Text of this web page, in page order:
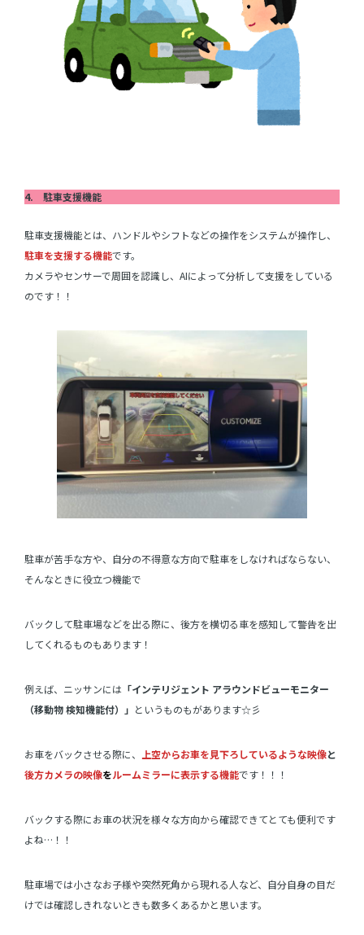
4. 駐車支援機能
駐車支援機能とは、ハンドルやシフトなどの操作をシステムが操作し、
駐車を支援する機能です。
カメラやセンサーで周囲を認識し、AIによって分析して支援をしている
のです！！
駐車が苦手な方や、自分の不得意な方向で駐車をしなければならない、
そんなときに役立つ機能で
バックして駐車場などを出る際に、後方を横切る車を感知して警告を出
してくれるものもあります！
例えば、ニッサンには 「インテリジェント アラウンドビューモニター
（移動物 検知機能付）」 というものもがあります☆彡
お車をバックさせる際に、 上空からお車を見下ろしているような映像と
後方カメラの映像をルームミラーに表示する機能です！！！
バックする際にお車の状況を様々な方向から確認できてとても便利です
よね…！！
駐車場では小さなお子様や突然死角から現れる人など、自分自身の目だ
けでは確認しきれないときも数多くあるかと思います。